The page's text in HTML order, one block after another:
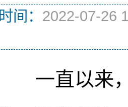
时间： 2022-07-26
一直以来，